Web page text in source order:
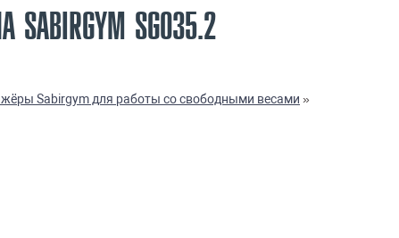
SG035.2
Sabirgym для работы со свободными весами »